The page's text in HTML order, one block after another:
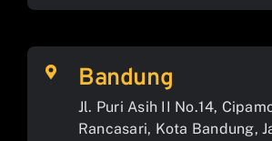
Bandung
Jl. Puri Asih II No.14,
Rancasari, Kota Bandung,